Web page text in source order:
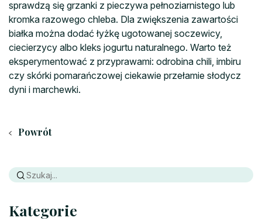
sprawdzą się grzanki z pieczywa pełnoziarnistego lub
kromka razowego chleba. Dla zwiększenia zawartości
białka można dodać łyżkę ugotowanej soczewicy,
ciecierzycy albo kleks jogurtu naturalnego. Warto też
eksperymentować z przyprawami: odrobina chili, imbiru
czy skórki pomarańczowej ciekawie przełamie słodycz
dyni i marchewki.
Powrót
Kategorie